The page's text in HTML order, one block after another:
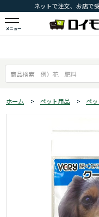
ネットで注文、お店で
メニュー
ホーム > ペット用品 > ペ